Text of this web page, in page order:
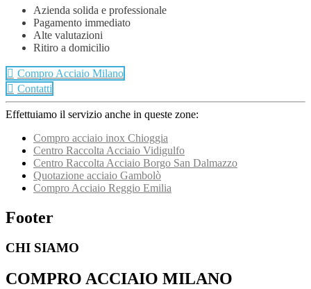
Azienda solida e professionale
Pagamento immediato
Alte valutazioni
Ritiro a domicilio
Compro Acciaio Milano
Contatti
Effettuiamo il servizio anche in queste zone:
Compro acciaio inox Chioggia
Centro Raccolta Acciaio Vidigulfo
Centro Raccolta Acciaio Borgo San Dalmazzo
Quotazione acciaio Gambolò
Compro Acciaio Reggio Emilia
Footer
CHI SIAMO
COMPRO ACCIAIO MILANO